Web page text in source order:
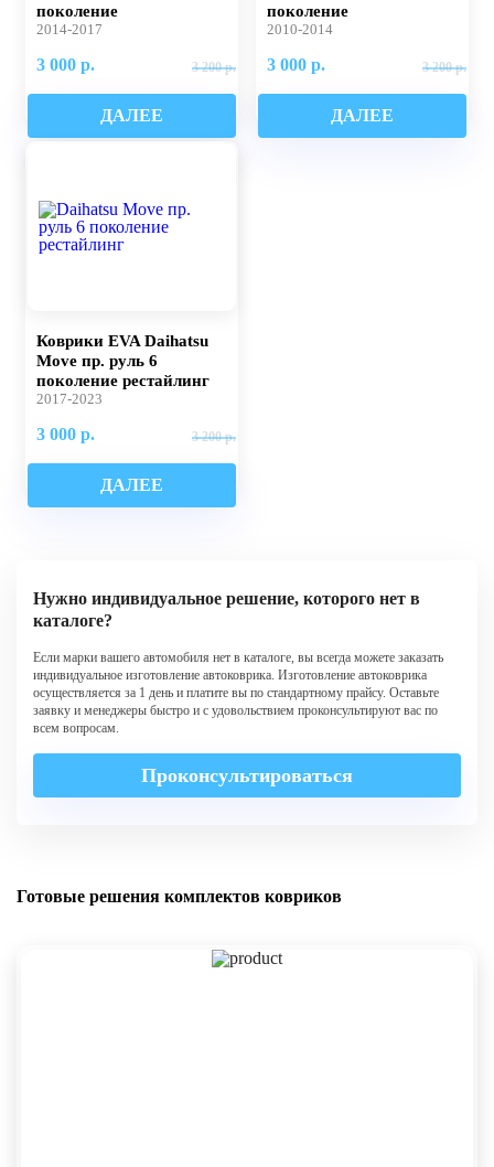
поколение
2014-2017
3 000 р. 3 200 р.
ДАЛЕЕ
поколение
2010-2014
3 000 р. 3 200 р.
ДАЛЕЕ
Коврики EVA Daihatsu
Move пр. руль 6
поколение рестайлинг
2017-2023
3 000 р. 3 200 р.
ДАЛЕЕ
Нужно индивидуальное решение, которого нет в
каталоге?
Если марки вашего автомобиля нет в каталоге, вы всегда можете заказать
индивидуальное изготовление автоковрика. Изготовление автоковрика
осуществляется за 1 день и платите вы по стандартному прайсу. Оставьте
заявку и менеджеры быстро и с удовольствием проконсультируют вас по
всем вопросам.
Проконсультироваться
Готовые решения комплектов ковриков